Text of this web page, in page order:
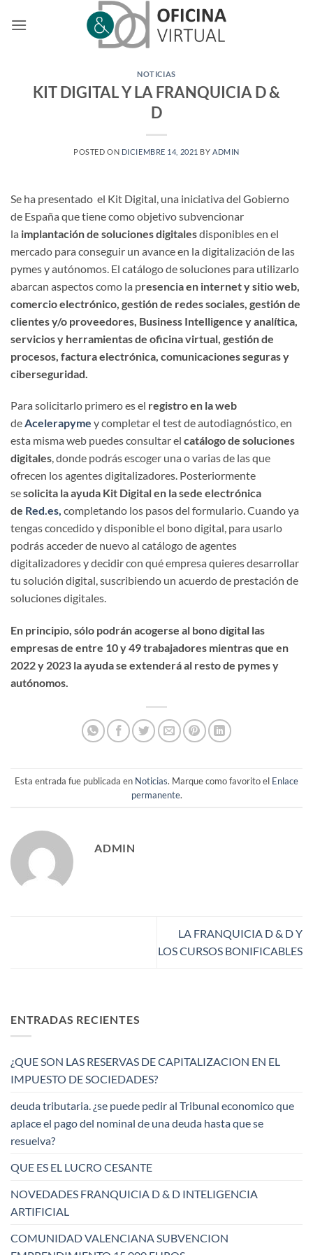
NOTICIAS
KIT DIGITAL Y LA FRANQUICIA D &
D
POSTED ON DICIEMBRE 14, 2021 BY ADMIN
Se ha presentado el Kit Digital, una iniciativa del Gobierno
de España que tiene como objetivo subvencionar
la implantación de soluciones digitalesdisponibles en el
mercado para conseguir un avance en la digitalización de las
pymes y autónomos. El catálogo de soluciones para utilizarlo
abarcan aspectos como la presencia en internet y sitio web,
comercio electrónico, gestión de redes sociales, gestión de
clientes y/o proveedores, Business Intelligence y analítica,
servicios y herramientas de oficina virtual, gestión de
procesos, factura electrónica, comunicaciones seguras y
ciberseguridad.
Para solicitarlo primero es el registro en la web
deAcelerapyme y completar el test de autodiagnóstico, en
esta misma web puedes consultar el catálogo de soluciones
digitales, donde podrás escoger una o varias de las que
ofrecen los agentes digitalizadores. Posteriormente
sesolicita la ayuda Kit Digital en la sede electrónica
de Red.es, completando los pasos del formulario. Cuando ya
tengas concedido y disponible el bono digital, para usarlo
podrás acceder de nuevo al catálogo de agentes
digitalizadores y decidir con qué empresa quieres desarrollar
tu solución digital, suscribiendo un acuerdo de prestación de
soluciones digitales.
En principio, sólo podrán acogerse al bono digital las
empresas de entre 10 y 49 trabajadores mientras que en
2022 y 2023 la ayuda se extenderá al resto de pymes y
autónomos.
Esta entrada fue publicada en Noticias. Marque como favorito el Enlace
permanente.
ADMIN
LA FRANQUICIA D & D Y
LOS CURSOS BONIFICABLES
ENTRADAS RECIENTES
¿QUE SON LAS RESERVAS DE CAPITALIZACION EN EL
IMPUESTO DE SOCIEDADES?
deuda tributaria. ¿se puede pedir al Tribunal economico que
aplace el pago del nominal de una deuda hasta que se
resuelva?
QUE ES EL LUCRO CESANTE
NOVEDADES FRANQUICIA D & D INTELIGENCIA
ARTIFICIAL
COMUNIDAD VALENCIANA SUBVENCION